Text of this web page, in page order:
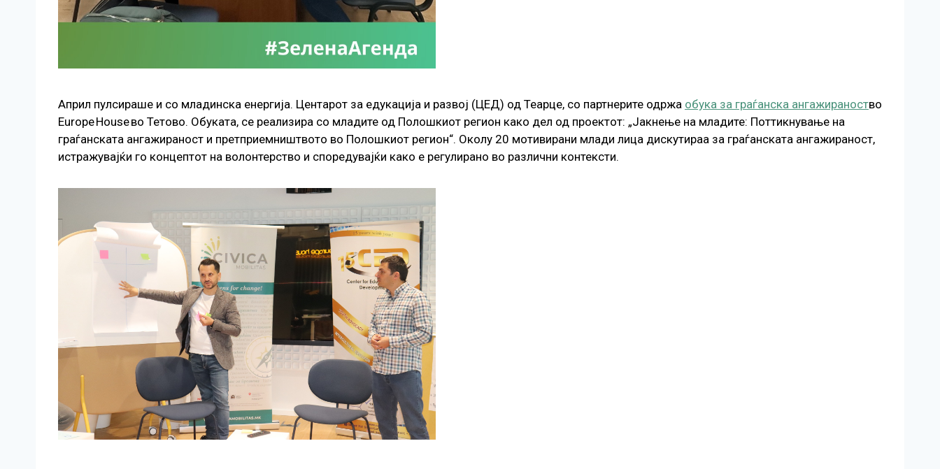
Април пулсираше и со младинска енергија. Центарот за едукација и развој (ЦЕД) од Теарце, со партнерите одржа обука за граѓанска ангажираноство
Europe House во Тетово. Обуката, се реализира со младите од Полошкиот регион како дел од проектот: „Јакнење на младите: Поттикнување на
граѓанската ангажираност и претприемништвото во Полошкиот регион“. Околу 20 мотивирани млади лица дискутираа за граѓанската ангажираност,
истражувајќи го концептот на волонтерство и споредувајќи како е регулирано во различни контексти.